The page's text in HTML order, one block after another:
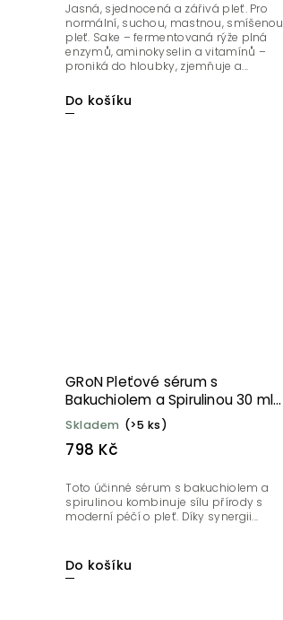
Do košíku
Jasná, sjednocená a zářivá pleť. Pro
normální, suchou, mastnou, smíšenou
pleť. Sake – fermentovaná rýže plná
enzymů, aminokyselin a vitamínů –
proniká do hloubky, zjemňuje a...
GRoN Pleťové sérum s
Bakuchiolem a Spirulinou 30 ml
BIO
Skladem (>5 ks)
798 Kč
Do košíku
Toto účinné sérum s bakuchiolem a
spirulinou kombinuje sílu přírody s
moderní péčí o pleť. Díky synergii...